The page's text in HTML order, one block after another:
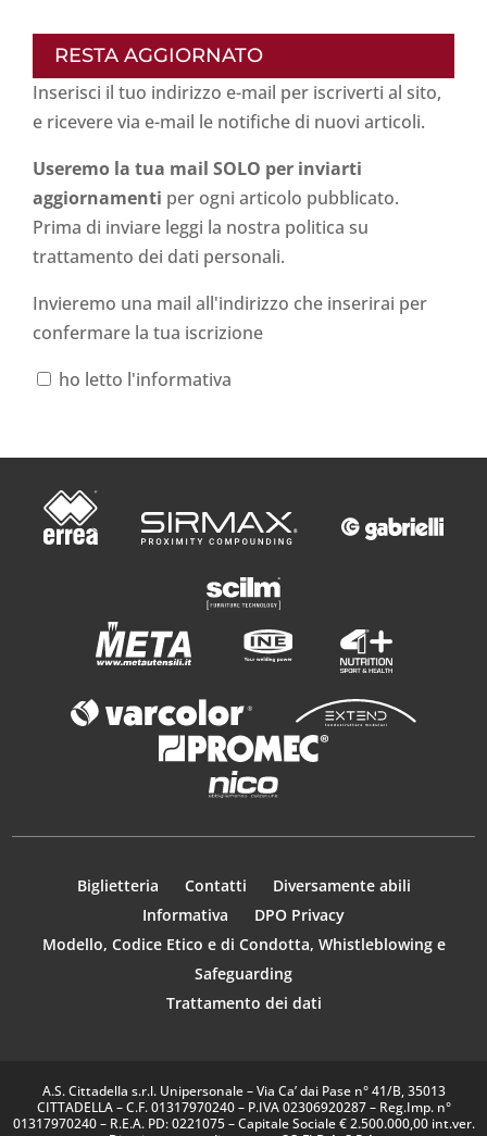
RESTA AGGIORNATO
Inserisci il tuo indirizzo e-mail per iscriverti al sito,
e ricevere via e-mail le notifiche di nuovi articoli.
Useremo la tua mail SOLO per inviarti
aggiornamenti per ogni articolo pubblicato.
Prima di inviare leggi la nostra politica su
trattamento dei dati personali.
Invieremo una mail all'indirizzo che inserirai per
confermare la tua iscrizione
ho letto l'informativa
Biglietteria Contatti
Diversamente abili
Informativa
DPO Privacy
Modello, Codice Etico e di Condotta, Whistleblowing e
Safeguarding
Trattamento dei dati
A.S. Cittadella s.r.l. Unipersonale – Via Ca’ dai Pase n° 41/B, 35013
CITTADELLA – C.F. 01317970240 – P.IVA 02306920287 – Reg.Imp. n°
01317970240 – R.E.A. PD: 0221075 – Capitale Sociale € 2.500.000,00 int.ver.